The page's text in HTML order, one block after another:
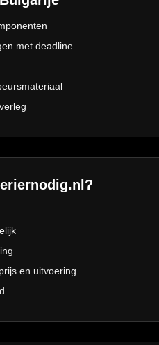
met deadline
en uitvoering